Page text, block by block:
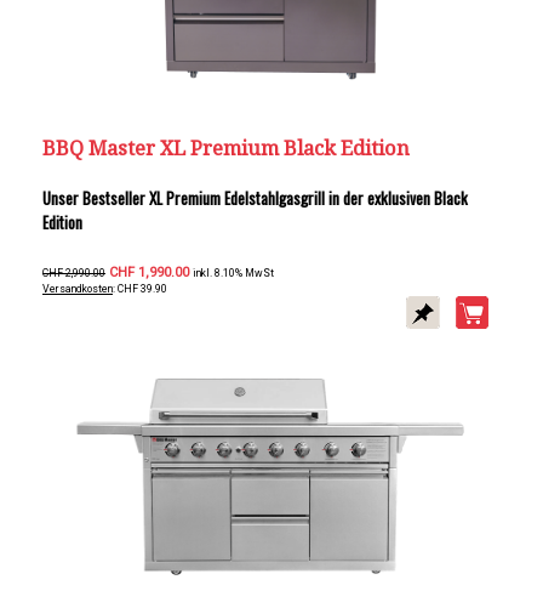
BBQ Master XL Premium Black Edition
Unser Bestseller XL Premium Edelstahlgasgrill in der exklusiven Black
Edition
CHF 2,990.00 CHF 1,990.00 inkl. 8.10% MwSt
Versandkosten: CHF 39.90